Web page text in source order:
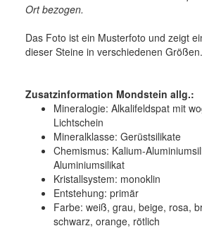
Ort bezogen.
Das Foto ist ein Musterfoto und zeigt
dieser Steine in verschiedenen Größen.
Zusatzinformation Mondstein allg.:
Mineralogie: Alkalifeldspat mit
Lichtschein
Mineralklasse: Gerüstsilikate
Chemismus: Kalium-
Aluminiumsilikat
Kristallsystem: monoklin
Entstehung: primär
Farbe: weiß, grau, beige, rosa,
schwarz, orange, rötlich